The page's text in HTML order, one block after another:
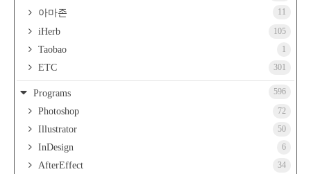
아마존 11
iHerb 105
Taobao 1
ETC 301
Programs 596
Photoshop 72
Illustrator 50
InDesign 6
AfterEffect 34